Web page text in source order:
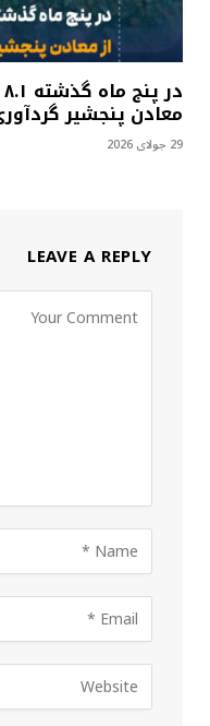
معادن پنجشیر
29 جولای 2026
LEAVE A REPLY